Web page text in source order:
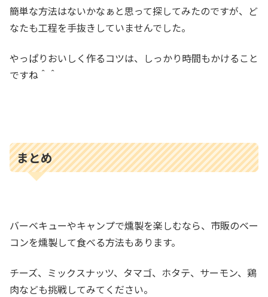
簡単な方法はないかなぁと思って探してみたのですが、ど
なたも工程を手抜きしていませんでした。
やっぱりおいしく作るコツは、しっかり時間もかけること
ですね＾＾
まとめ
バーベキューやキャンプで燻製を楽しむなら、市販のベー
コンを燻製して食べる方法もあります。
チーズ、ミックスナッツ、タマゴ、ホタテ、サーモン、鶏
肉なども挑戦してみてください。